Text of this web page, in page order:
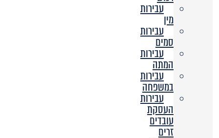
עבירות
מין
עבירות
סמים
עבירות
המתה
עבירות
במשפחה
עבירות
העסקת
עובדים
זרים